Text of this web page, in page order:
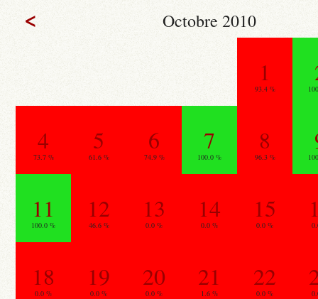
< Octobre 2010
1
93.4 %
4
73.7 %
5
61.6 %
6
74.9 %
7
100.0 %
8
96.3 %
11
100.0 %
12
46.6 %
13
0.0 %
14
0.0 %
15
0.0 %
18
0.0 %
19
0.0 %
20
0.0 %
21
1.6 %
22
0.0 %